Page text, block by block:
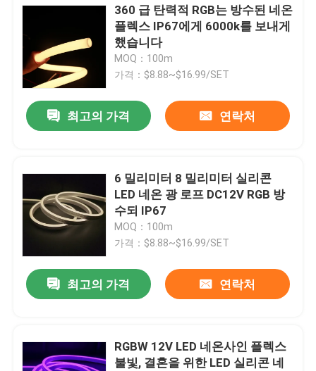
360 급 탄력적 RGB는 방수된 네온
플렉스 IP67에게 6000k를 보내게
했습니다
MOQ：100m
가격：$8.88~$16.99/SET
최고의 가격 연락처
6 밀리미터 8 밀리미터 실리콘
LED 네온 광 로프 DC12V RGB 방
수되 IP67
MOQ：100m
가격：$8.88~$16.99/SET
최고의 가격 연락처
RGBW 12V LED 네온사인 플렉스
불빛, 결혼을 위한 LED 실리콘 네